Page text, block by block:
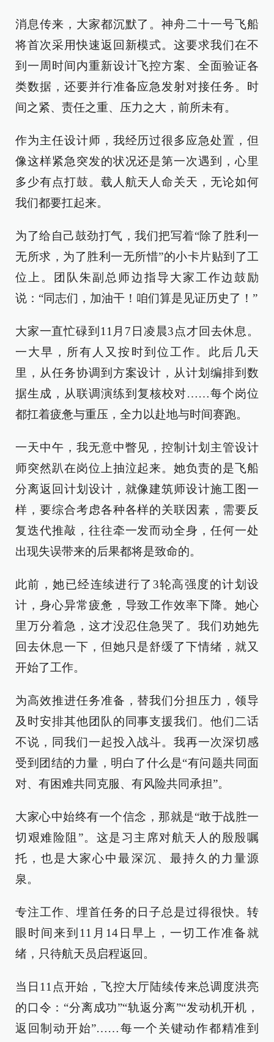
消息传来，大家都沉默了。神舟二十一号飞船
将首次采用快速返回新模式。这要求我们在不
到一周时间内重新设计飞控方案、全面验证各
类数据，还要并行准备应急发射对接任务。时
间之紧、责任之重、压力之大，前所未有。
作为主任设计师，我经历过很多应急处置，但
像这样紧急突发的状况还是第一次遇到，心里
多少有点打鼓。载人航天人命关天，无论如何
我们都要扛起来。
为了给自己鼓劲打气，我们把写着“除了胜利一
无所求，为了胜利一无所惜”的小卡片贴到了工
位上。团队朱副总师边指导大家工作边鼓励
说：“同志们，加油干！咱们算是见证历史了！”
大家一直忙碌到11月7日凌晨3点才回去休息。
一大早，所有人又按时到位工作。此后几天
里，从任务协调到方案设计，从计划编排到数
据生成，从联调演练到复核校对……每个岗位
都扛着疲惫与重压，全力以赴地与时间赛跑。
一天中午，我无意中瞥见，控制计划主管设计
师突然趴在岗位上抽泣起来。她负责的是飞船
分离返回计划设计，就像建筑师设计施工图一
样，要综合考虑各种各样的关联因素，需要反
复迭代推敲，往往牵一发而动全身，任何一处
出现失误带来的后果都将是致命的。
此前，她已经连续进行了3轮高强度的计划设
计，身心异常疲惫，导致工作效率下降。她心
里万分着急，这才没忍住急哭了。我们劝她先
回去休息一下，但她只是舒缓了下情绪，就又
开始了工作。
为高效推进任务准备，替我们分担压力，领导
及时安排其他团队的同事支援我们。他们二话
不说，同我们一起投入战斗。我再一次深切感
受到团结的力量，明白了什么是“有问题共同面
对、有困难共同克服、有风险共同承担”。
大家心中始终有一个信念，那就是“敢于战胜一
切艰难险阻”。这是习主席对航天人的殷殷嘱
托，也是大家心中最深沉、最持久的力量源
泉。
专注工作、埋首任务的日子总是过得很快。转
眼时间来到11月14日早上，一切工作准备就
绪，只待航天员启程返回。
当日11点开始，飞控大厅陆续传来总调度洪亮
的口令：“分离成功”“轨返分离”“发动机开机，
返回制动开始”……每一个关键动作都精准到